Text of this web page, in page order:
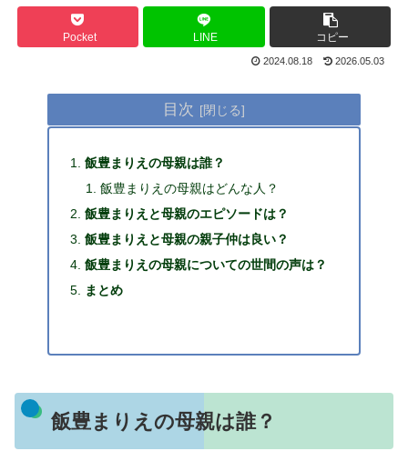
Pocket LINE コピー
2024.08.18 2026.05.03
目次
飯豊まりえの母親は誰？
飯豊まりえの母親はどんな人？
飯豊まりえと母親のエピソードは？
飯豊まりえと母親の親子仲は良い？
飯豊まりえの母親についての世間の声は？
まとめ
飯豊まりえの母親は誰？